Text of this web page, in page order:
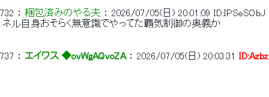
732 ： 梱包済みのやる夫 ： 2026/07/05(日) 20:01:09 ID:IPSeSObJ
ネル自身おそらく無意識でやってた覇気制御の奥義か
737 ： エイワス ◆ovWgAQvoZA ： 2026/07/05(日) 20:03:31